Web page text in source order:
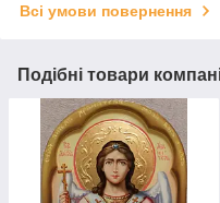
Всі умови повернення
Подібні товари